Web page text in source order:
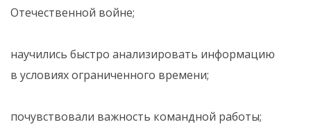
Отечественной войне;
научились быстро анализировать информацию
в условиях ограниченного времени;
почувствовали важность командной работы;